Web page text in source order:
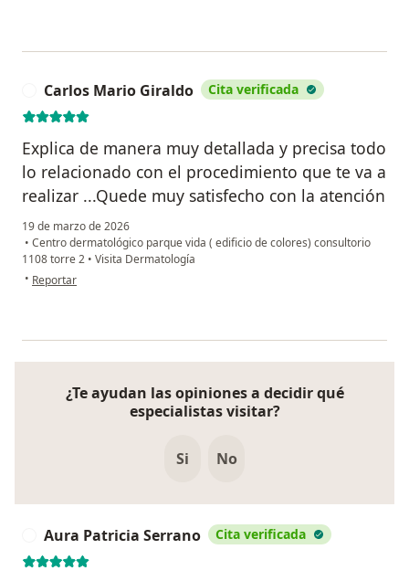
Carlos Mario Giraldo Cita verificada
Explica de manera muy detallada y precisa todo
lo relacionado con el procedimiento que te va a
realizar ...Quede muy satisfecho con la atención
19 de marzo de 2026
• Centro dermatológico parque vida ( edificio de colores) consultorio
1108 torre 2 • Visita Dermatología
• en opinión del usuario Carlos Mario Giraldo
Reportar
¿Te ayudan las opiniones a decidir qué
especialistas visitar?
Si No
Aura Patricia Serrano Cita verificada